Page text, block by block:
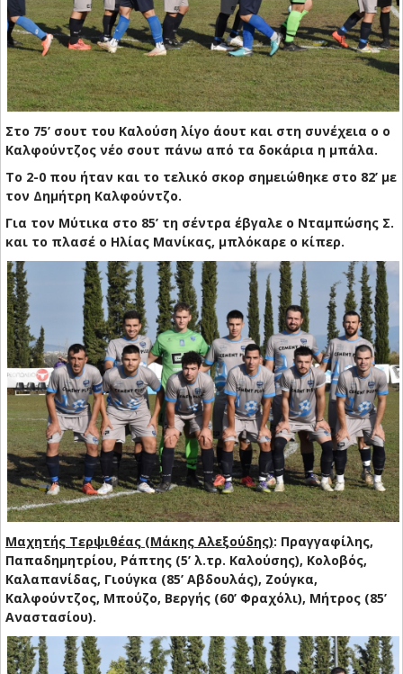
Στο 75’ σουτ του Καλούση λίγο άουτ και στη συνέχεια ο ο
Καλφούντζος νέο σουτ πάνω από τα δοκάρια η μπάλα.
Το 2-0 που ήταν και το τελικό σκορ σημειώθηκε στο 82’ με
τον Δημήτρη Καλφούντζο.
Για τον Μύτικα στο 85’ τη σέντρα έβγαλε ο Νταμπώσης Σ.
και το πλασέ ο Ηλίας Μανίκας, μπλόκαρε ο κίπερ.
Μαχητής Τερψιθέας (Μάκης Αλεξούδης): Πραγγαφίλης,
Παπαδημητρίου, Ράπτης (5’ λ.τρ. Καλούσης), Κολοβός,
Καλαπανίδας, Γιούγκα (85’ Αβδουλάς), Ζούγκα,
Καλφούντζος, Μπούζο, Βεργής (60’ Φραχόλι), Μήτρος (85’
Αναστασίου).